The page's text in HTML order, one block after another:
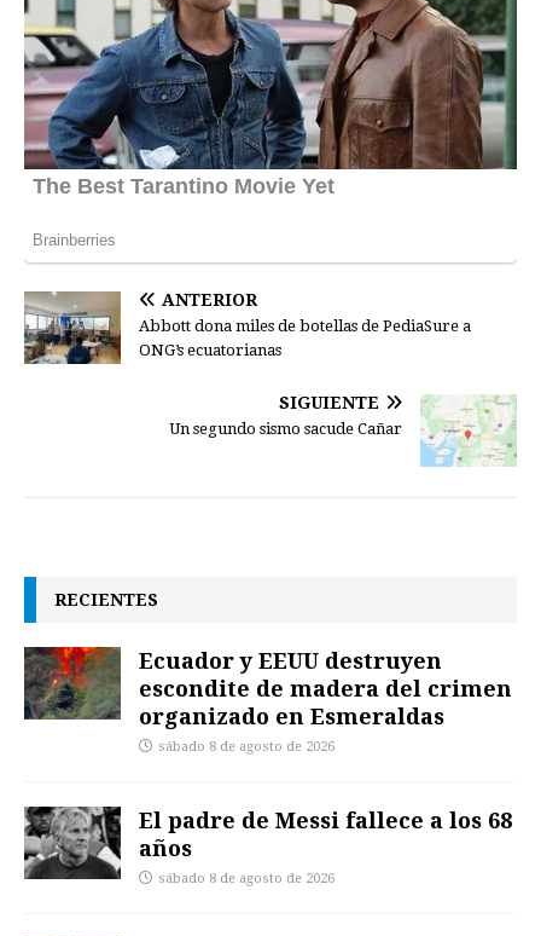
ANTERIOR
Abbott dona miles de botellas de PediaSure a
ONG’s ecuatorianas
SIGUIENTE
Un segundo sismo sacude Cañar
RECIENTES
Ecuador y EEUU destruyen
escondite de madera del crimen
organizado en Esmeraldas
sábado 8 de agosto de 2026
El padre de Messi fallece a los 68
años
sábado 8 de agosto de 2026